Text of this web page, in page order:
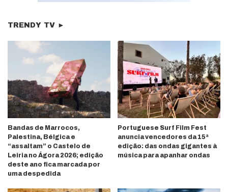
TRENDY TV ►
Bandas de Marrocos,
Palestina, Bélgica e
“assaltam” o Castelo de
Leiria no Ágora 2026; edição
deste ano fica marcada por
uma despedida
Portuguese Surf Film Fest
anuncia vencedores da 15ª
edição: das ondas gigantes à
música para apanhar ondas